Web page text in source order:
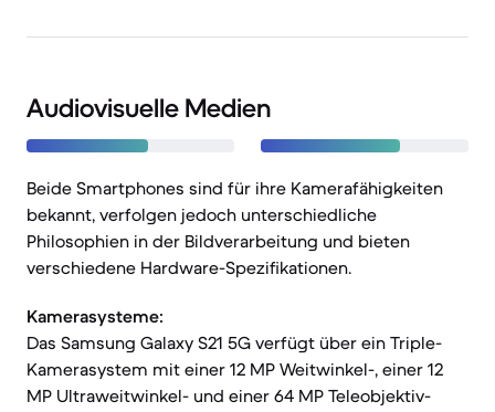
Audiovisuelle Medien
Beide Smartphones sind für ihre Kamerafähigkeiten
bekannt, verfolgen jedoch unterschiedliche
Philosophien in der Bildverarbeitung und bieten
verschiedene Hardware-Spezifikationen.
Kamerasysteme:
Das Samsung Galaxy S21 5G verfügt über ein Triple-
Kamerasystem mit einer 12 MP Weitwinkel-, einer 12
MP Ultraweitwinkel- und einer 64 MP Teleobjektiv-